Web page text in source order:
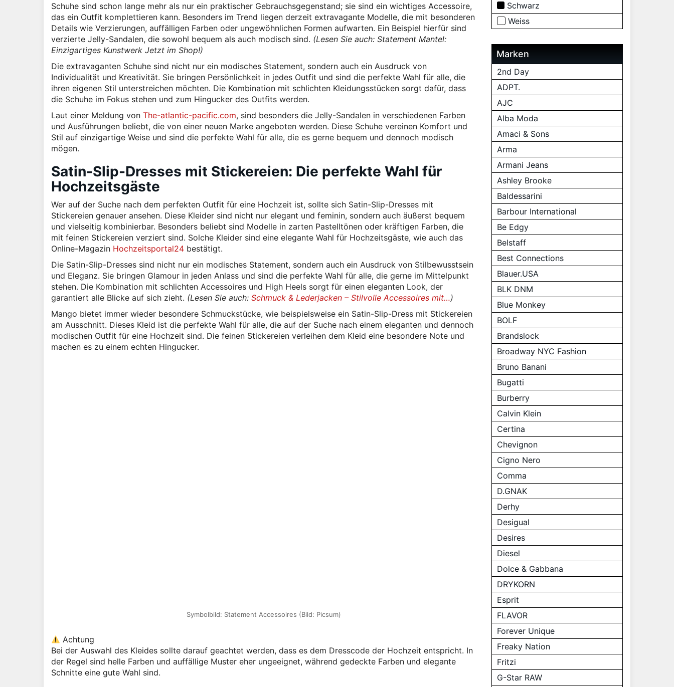
Schuhe sind schon lange mehr als nur ein praktischer Gebrauchsgegenstand; sie sind ein wichtiges Accessoire,
das ein Outfit komplettieren kann. Besonders im Trend liegen derzeit extravagante Modelle, die mit besonderen
Details wie Verzierungen, auffälligen Farben oder ungewöhnlichen Formen aufwarten. Ein Beispiel hierfür sind
verzierte Jelly-Sandalen, die sowohl bequem als auch modisch sind. (Lesen Sie auch: Statement Mantel:
Einzigartiges Kunstwerk Jetzt im Shop!)
Die extravaganten Schuhe sind nicht nur ein modisches Statement, sondern auch ein Ausdruck von
Individualität und Kreativität. Sie bringen Persönlichkeit in jedes Outfit und sind die perfekte Wahl für alle, die
ihren eigenen Stil unterstreichen möchten. Die Kombination mit schlichten Kleidungsstücken sorgt dafür, dass
die Schuhe im Fokus stehen und zum Hingucker des Outfits werden.
Laut einer Meldung von The-atlantic-pacific.com, sind besonders die Jelly-Sandalen in verschiedenen Farben
und Ausführungen beliebt, die von einer neuen Marke angeboten werden. Diese Schuhe vereinen Komfort und
Stil auf einzigartige Weise und sind die perfekte Wahl für alle, die es gerne bequem und dennoch modisch
mögen.
Satin-Slip-Dresses mit Stickereien: Die perfekte Wahl für
Hochzeitsgäste
Wer auf der Suche nach dem perfekten Outfit für eine Hochzeit ist, sollte sich Satin-Slip-Dresses mit
Stickereien genauer ansehen. Diese Kleider sind nicht nur elegant und feminin, sondern auch äußerst bequem
und vielseitig kombinierbar. Besonders beliebt sind Modelle in zarten Pastelltönen oder kräftigen Farben, die
mit feinen Stickereien verziert sind. Solche Kleider sind eine elegante Wahl für Hochzeitsgäste, wie auch das
Online-Magazin Hochzeitsportal24 bestätigt.
Die Satin-Slip-Dresses sind nicht nur ein modisches Statement, sondern auch ein Ausdruck von Stilbewusstsein
und Eleganz. Sie bringen Glamour in jeden Anlass und sind die perfekte Wahl für alle, die gerne im Mittelpunkt
stehen. Die Kombination mit schlichten Accessoires und High Heels sorgt für einen eleganten Look, der
garantiert alle Blicke auf sich zieht. (Lesen Sie auch: Schmuck & Lederjacken – Stilvolle Accessoires mit…)
Mango bietet immer wieder besondere Schmuckstücke, wie beispielsweise ein Satin-Slip-Dress mit Stickereien
am Ausschnitt. Dieses Kleid ist die perfekte Wahl für alle, die auf der Suche nach einem eleganten und dennoch
modischen Outfit für eine Hochzeit sind. Die feinen Stickereien verleihen dem Kleid eine besondere Note und
machen es zu einem echten Hingucker.
Symbolbild: Statement Accessoires (Bild: Picsum)
Achtung
Bei der Auswahl des Kleides sollte darauf geachtet werden, dass es dem Dresscode der Hochzeit entspricht. In
der Regel sind helle Farben und auffällige Muster eher ungeeignet, während gedeckte Farben und elegante
Schnitte eine gute Wahl sind.
Schwarz
Weiss
Marken
2nd Day
ADPT.
AJC
Alba Moda
Amaci & Sons
Arma
Armani Jeans
Ashley Brooke
Baldessarini
Barbour International
Be Edgy
Belstaff
Best Connections
Blauer.USA
BLK DNM
Blue Monkey
BOLF
Brandslock
Broadway NYC Fashion
Bruno Banani
Bugatti
Burberry
Calvin Klein
Certina
Chevignon
Cigno Nero
Comma
D.GNAK
Derhy
Desigual
Desires
Diesel
Dolce & Gabbana
DRYKORN
Esprit
FLAVOR
Forever Unique
Freaky Nation
Fritzi
G-Star RAW